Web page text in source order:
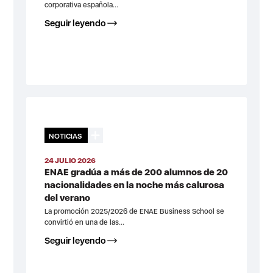
corporativa española...
Seguir leyendo
NOTICIAS
24 JULIO 2026
ENAE gradúa a más de 200 alumnos de 20
nacionalidades en la noche más calurosa
del verano
La promoción 2025/2026 de ENAE Business School se
convirtió en una de las...
Seguir leyendo